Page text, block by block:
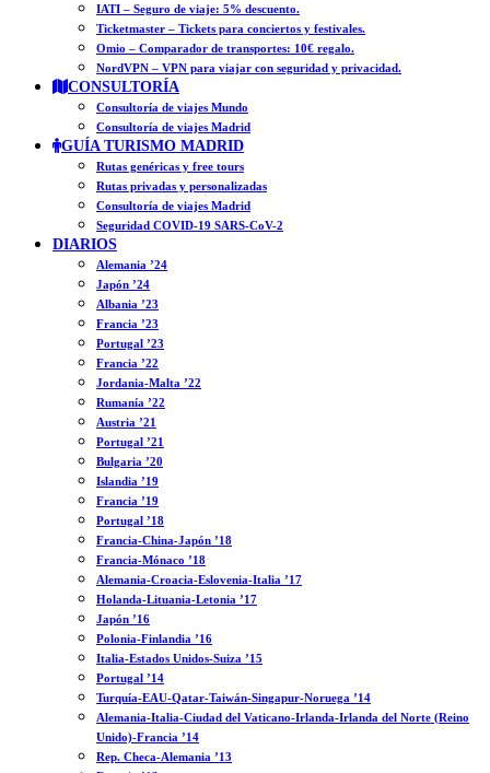
IATI – Seguro de viaje: 5% descuento.
Ticketmaster – Tickets para conciertos y festivales.
Omio – Comparador de transportes: 10€ regalo.
NordVPN – VPN para viajar con seguridad y privacidad.
CONSULTORÍA
Consultoría de viajes Mundo
Consultoría de viajes Madrid
GUÍA TURISMO MADRID
Rutas genéricas y free tours
Rutas privadas y personalizadas
Consultoría de viajes Madrid
Seguridad COVID-19 SARS-CoV-2
DIARIOS
Alemania ’24
Japón ’24
Albania ’23
Francia ’23
Portugal ’23
Francia ’22
Jordania-Malta ’22
Rumanía ’22
Austria ’21
Portugal ’21
Bulgaria ’20
Islandia ’19
Francia ’19
Portugal ’18
Francia-China-Japón ’18
Francia-Mónaco ’18
Alemania-Croacia-Eslovenia-Italia ’17
Holanda-Lituania-Letonia ’17
Japón ’16
Polonia-Finlandia ’16
Italia-Estados Unidos-Suiza ’15
Portugal ’14
Turquía-EAU-Qatar-Taiwán-Singapur-Noruega ’14
Alemania-Italia-Ciudad del Vaticano-Irlanda-Irlanda del Norte (Reino
Unido)-Francia ’14
Rep. Checa-Alemania ’13